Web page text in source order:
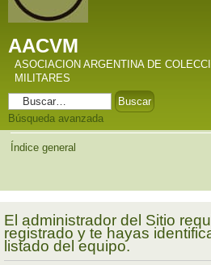
AACVM
ASOCIACION ARGENTINA DE
MILITARES
Búsqueda avanzada
Índice general
El administrador del Sitio
registrado y te hayas
listado del equipo.